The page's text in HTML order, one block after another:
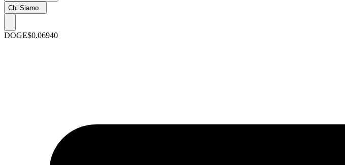
Chi Siamo
DOGE$0.06940